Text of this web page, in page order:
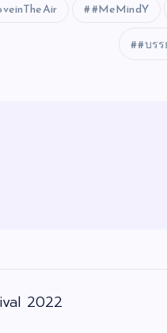
#MeMindY
#บรร
2022